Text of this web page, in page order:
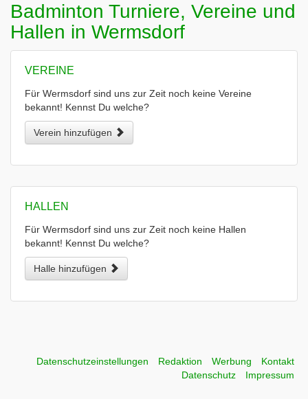
Badminton Turniere, Vereine und
Hallen in Wermsdorf
VEREINE
Für Wermsdorf sind uns zur Zeit noch keine Vereine
bekannt! Kennst Du welche?
Verein hinzufügen
HALLEN
Für Wermsdorf sind uns zur Zeit noch keine Hallen
bekannt! Kennst Du welche?
Halle hinzufügen
Datenschutzeinstellungen Redaktion Werbung
Kontakt
Datenschutz
Impressum